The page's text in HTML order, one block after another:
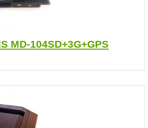
MD-104SD+3G+GPS